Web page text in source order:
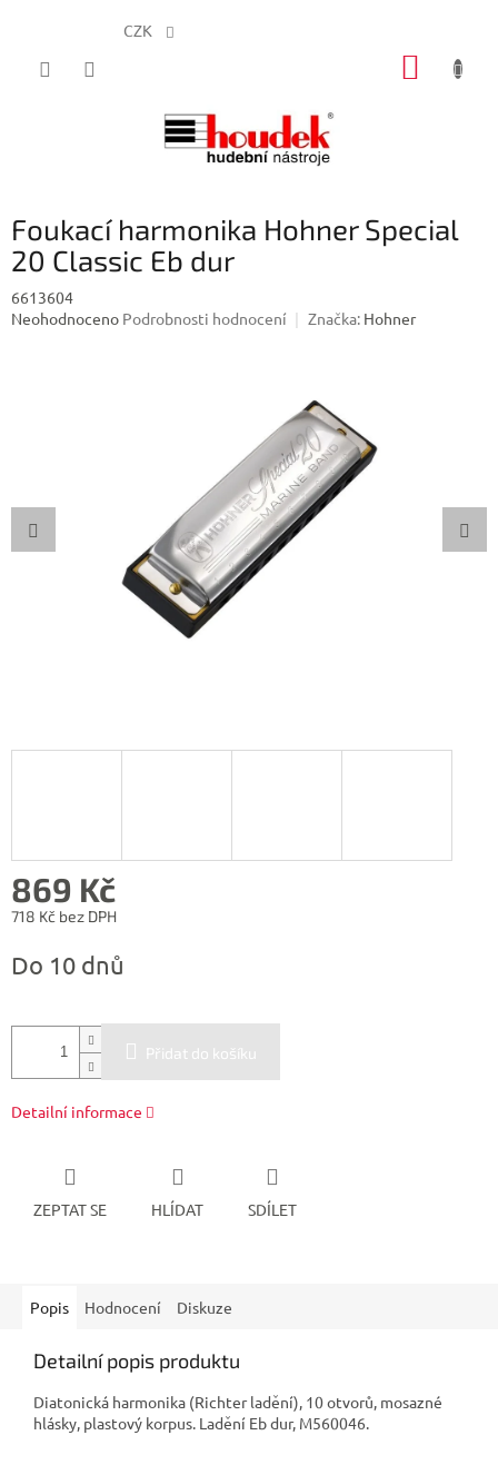
CZK
Foukací harmonika Hohner Special
20 Classic Eb dur
6613604
Průměrné
Neohodnoceno Podrobnosti hodnocení Značka: Hohner
869 Kč
718 Kč bez DPH
cena:
Do 10 dnů
Přidat do košíku
Detailní informace
ZEPTAT SE HLÍDAT SDÍLET
Popis Hodnocení Diskuze
Detailní popis produktu
Diatonická harmonika (Richter ladění), 10 otvorů, mosazné
hlásky, plastový korpus. Ladění Eb dur, M560046.